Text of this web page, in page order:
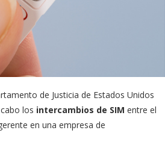
de Justicia de Estados Unidos
los intercambios de SIM entre el
en una empresa de